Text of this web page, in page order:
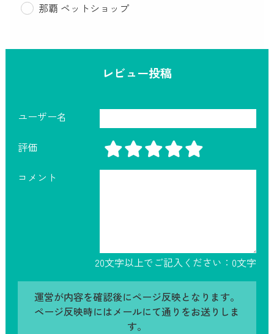
那覇 ペットショップ
レビュー投稿
ユーザー名
評価
コメント
20文字以上でご記入ください： 0文字
運営が内容を確認後にページ反映となります。
ページ反映時にはメールにて通りをお送りしま
す。